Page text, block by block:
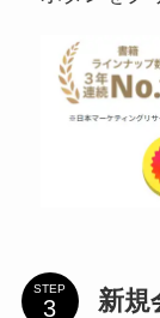
STEP 新規